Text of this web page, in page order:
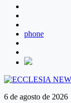
phone
6 de agosto de 2026